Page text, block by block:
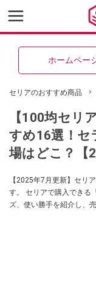
ホームペー
セリアのおすすめ商品
【100均セリ
すめ16選！
場はどこ？【
【2025年7月更新】セリ
す。 セリアで購入できる
ズ、使い勝手を紹介し、